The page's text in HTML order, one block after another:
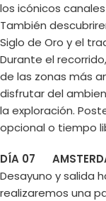
los icónicos
También
Siglo de Oro y el
Durante el
de las zonas más
disfrutar del
la exploración.
opcional o tiempo
DÍA 07
Desayuno y salida
realizaremos una